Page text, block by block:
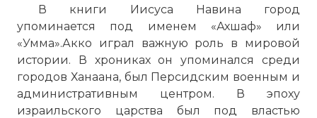
В книги Иисуса Навина город
упоминается под именем «Ахшаф» или
«Умма».Акко играл важную роль в мировой
истории. В хрониках он упоминался среди
городов Ханаана, был Персидским военным и
административным центром. В эпоху
израильского царства был под властью